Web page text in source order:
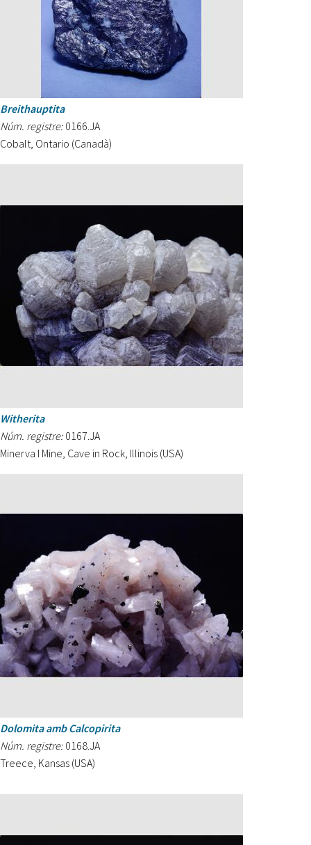
Breithauptita
Núm. registre: 0166.JA
Cobalt, Ontario (Canadà)
Witherita
Núm. registre: 0167.JA
Minerva I Mine, Cave in Rock, Illinois (USA)
Dolomita amb Calcopirita
Núm. registre: 0168.JA
Treece, Kansas (USA)